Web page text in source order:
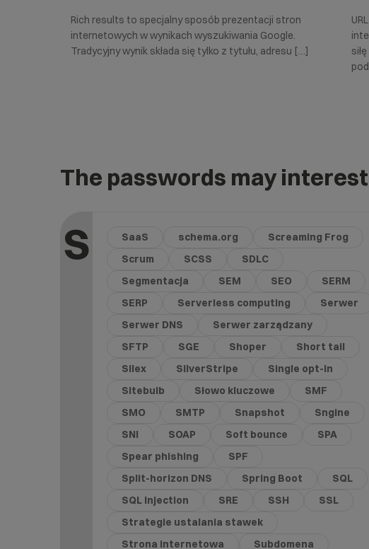
Rich results to specjalny sposób prezentacji stron
internetowych w wynikach wyszukiwania Google.
Tradycyjny wynik składa się tylko z tytułu, adresu […]
The passwords may
S SaaS schema.org
Screaming Frog
Scrum
SCSS
SDLC
Segmentacja
SEM SEO
SERM
SERP
Serverless computing
Serwer
Serwer DNS
Serwer zarządzany
SFTP
SGE Shoper
Short tail
Silex
SilverStripe
Single opt-in
Sitebulb
Słowo kluczowe
SMF
SMO
SMTP Snapshot
Sngine
SNI
SOAP Soft bounce
SPA
Spear phishing
SPF
Split-horizon DNS
Spring Boot
SQL
SQL Injection
SRE SSH
SSL
Strategie ustalania stawek
Strona internetowa
Subdomena